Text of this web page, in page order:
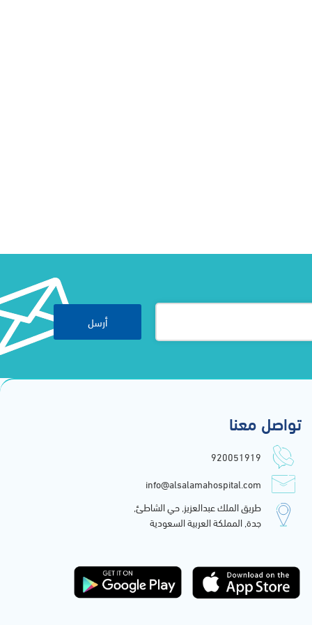
أرسل
تواصل معنا
920051919
info@alsalamahospital.com
طريق الملك عبدالعزيز, حي الشاطئ,
جدة, المملكة العربية السعودية